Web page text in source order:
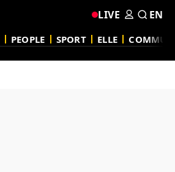
PEOPLE SPORT ELLE
LIVE EN